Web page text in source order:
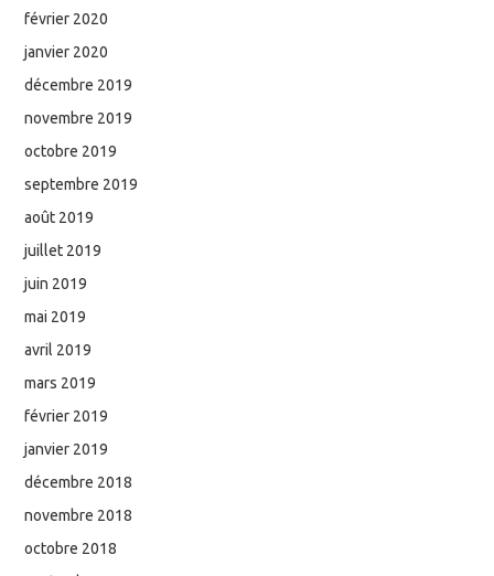
février 2020
janvier 2020
décembre 2019
novembre 2019
octobre 2019
septembre 2019
août 2019
juillet 2019
juin 2019
mai 2019
avril 2019
mars 2019
février 2019
janvier 2019
décembre 2018
novembre 2018
octobre 2018